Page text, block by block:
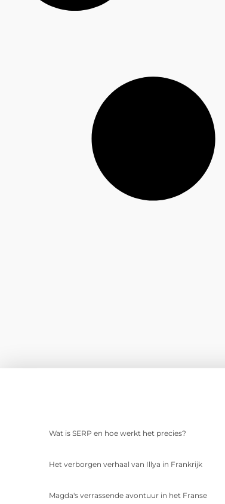
Wat is SERP en hoe werkt het precies?
Het verborgen verhaal van Illya in Frankrijk
Magda's verrassende avontuur in het Franse